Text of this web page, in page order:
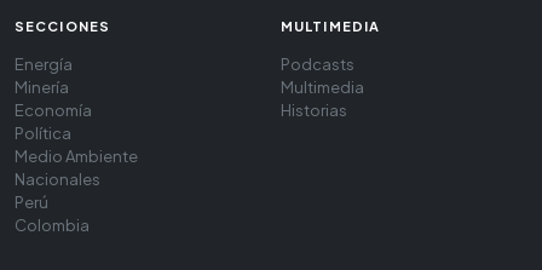
SECCIONES
Energía
Minería
Economía
Política
Medio Ambiente
Nacionales
Perú
Colombia
MULTIMEDIA
Podcasts
Multimedia
Historias